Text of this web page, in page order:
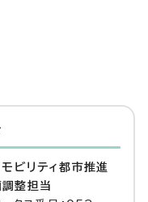
ビリティ都市推進
整担当